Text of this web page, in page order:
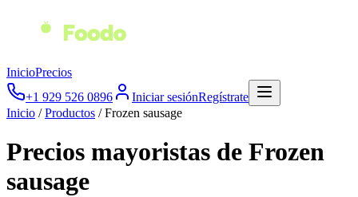
InicioPrecios
+1 929 526 0896
Iniciar sesiónRegístrate
Inicio /Productos /Frozen sausage
Precios mayoristas de Frozen
sausage